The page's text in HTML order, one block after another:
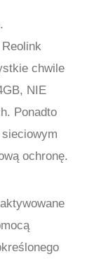
chwile
NIE
Ponadto
ochronę.